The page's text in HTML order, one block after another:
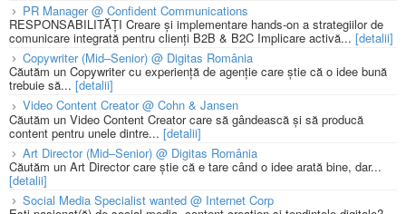
PR Manager @ Confident Communications
RESPONSABILITĂȚI Creare și implementare hands-on a strategiilor de
comunicare integrată pentru clienți B2B & B2C Implicare activă... [detalii]
Copywriter (Mid–Senior) @ Digitas România
Căutăm un Copywriter cu experiență de agenție care știe că o idee bună
trebuie să... [detalii]
Video Content Creator @ Cohn & Jansen
Căutăm un Video Content Creator care să gândească și să producă
content pentru unele dintre... [detalii]
Art Director (Mid–Senior) @ Digitas România
Căutăm un Art Director care știe că e tare când o idee arată bine, dar...
[detalii]
Social Media Specialist wanted @ Internet Corp